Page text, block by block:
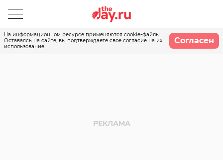
На информационном ресурсе применяются cookie-файлы.
Оставаясь на сайте, вы подтверждаете свое согласие на их
использование.
Согласен